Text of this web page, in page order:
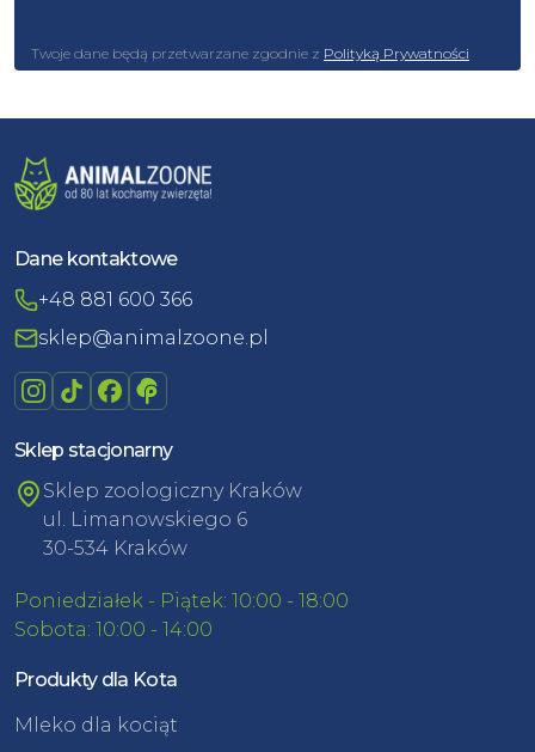
Twoje dane będą przetwarzane zgodnie z Polityką Prywatności
Dane kontaktowe
+48 881 600 366
sklep@animalzoone.pl
Sklep stacjonarny
Sklep zoologiczny Kraków
ul. Limanowskiego 6
30-534 Kraków
Poniedziałek - Piątek: 10:00 - 18:00
Sobota: 10:00 - 14:00
Produkty dla Kota
Mleko dla kociąt